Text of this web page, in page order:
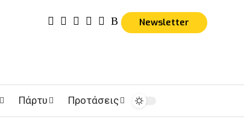
Newsletter
Πάρτυ Προτάσεις